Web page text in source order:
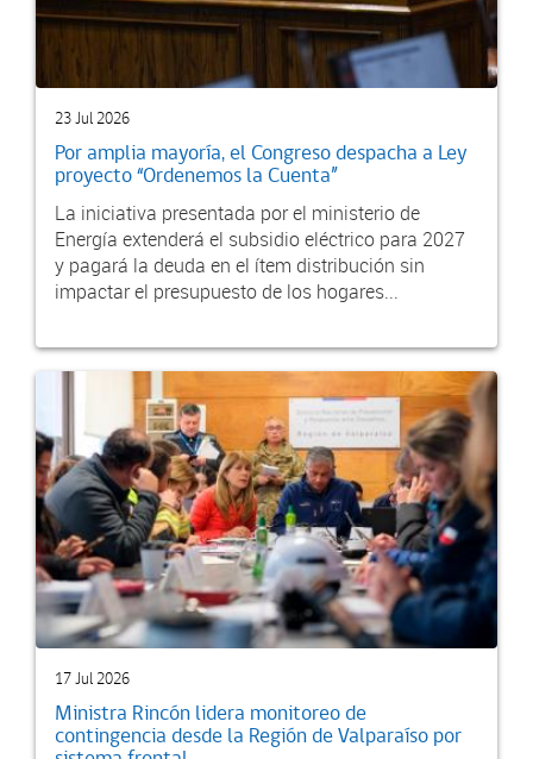
23 Jul 2026
Por amplia mayoría, el Congreso despacha a Ley
proyecto “Ordenemos la Cuenta”
La iniciativa presentada por el ministerio de
Energía extenderá el subsidio eléctrico para 2027
y pagará la deuda en el ítem distribución sin
impactar el presupuesto de los hogares...
17 Jul 2026
Ministra Rincón lidera monitoreo de
contingencia desde la Región de Valparaíso por